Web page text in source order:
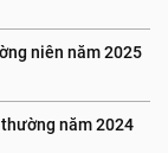
niên năm 2025
năm 2024